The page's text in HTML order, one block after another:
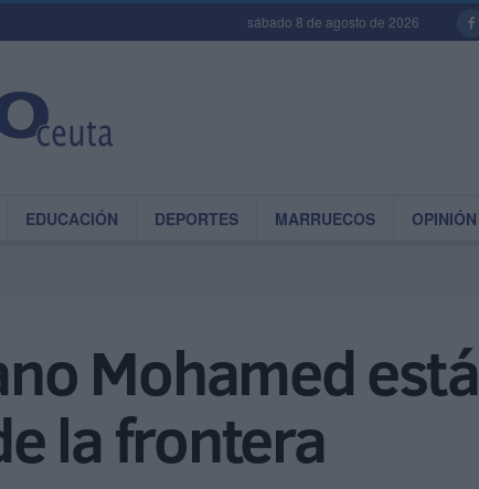
sábado 8 de agosto de 2026
EDUCACIÓN DEPORTES MARRUECOS OPINIÓN
Mohamed está
la frontera